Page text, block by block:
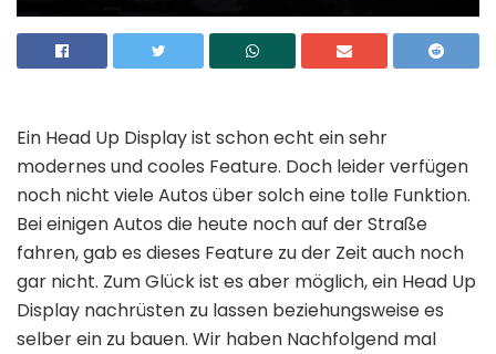
Ein Head Up Display ist schon echt ein sehr
modernes und cooles Feature. Doch leider verfügen
noch nicht viele Autos über solch eine tolle Funktion.
Bei einigen Autos die heute noch auf der Straße
fahren, gab es dieses Feature zu der Zeit auch noch
gar nicht. Zum Glück ist es aber möglich, ein Head Up
Display nachrüsten zu lassen beziehungsweise es
selber ein zu bauen. Wir haben Nachfolgend mal